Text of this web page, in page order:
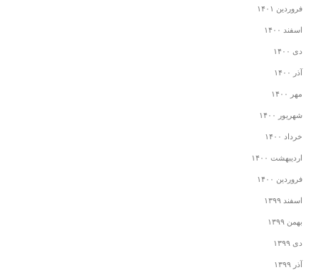
فروردین ۱۴۰۱
اسفند ۱۴۰۰
دی ۱۴۰۰
آذر ۱۴۰۰
مهر ۱۴۰۰
شهریور ۱۴۰۰
خرداد ۱۴۰۰
اردیبهشت ۱۴۰۰
فروردین ۱۴۰۰
اسفند ۱۳۹۹
بهمن ۱۳۹۹
دی ۱۳۹۹
آذر ۱۳۹۹